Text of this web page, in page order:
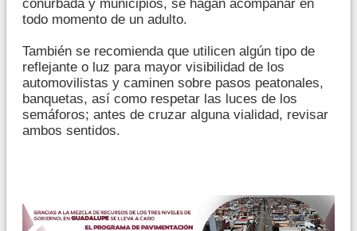
conurbada y municipios, se hagan acompañar en
todo momento de un adulto.
También se recomienda que utilicen algún tipo de
reflejante o luz para mayor visibilidad de los
automovilistas y caminen sobre pasos peatonales,
banquetas, así como respetar las luces de los
semáforos; antes de cruzar alguna vialidad, revisar
ambos sentidos.